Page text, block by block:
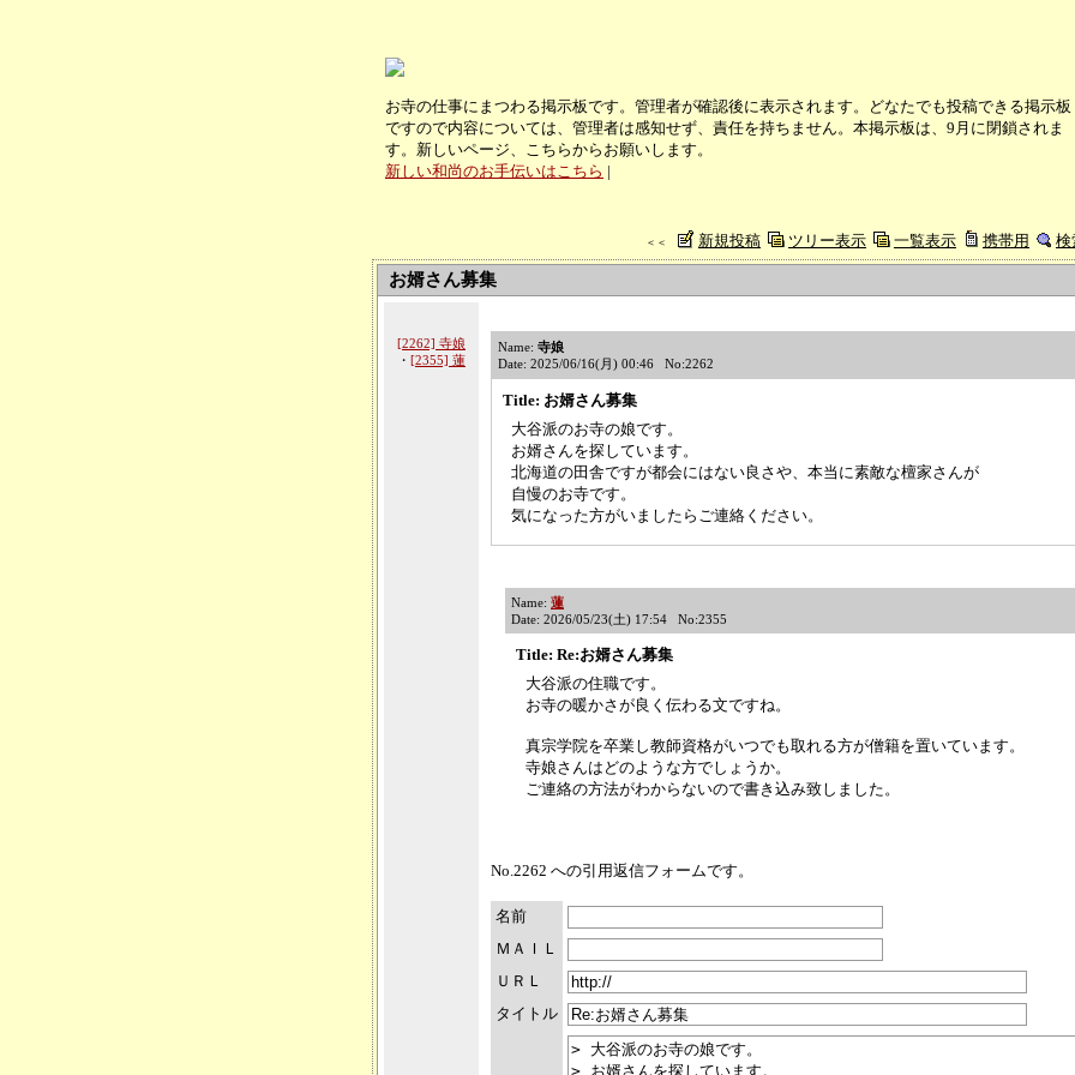
お寺の仕事にまつわる掲示板です。管理者が確認後に表示されます。どなたでも投稿できる掲示板
ですので内容については、管理者は感知せず、責任を持ちません。本掲示板は、9月に閉鎖されま
す。新しいページ、こちらからお願いします。
新しい和尚のお手伝いはこちら |
＜＜ 新規投稿 ツリー表示 一覧表示 携帯用 検
お婿さん募集
[2262] 寺娘
・ [2355] 蓮
Name: 寺娘
Date: 2025/06/16(月) 00:46 No:2262
Title: お婿さん募集
大谷派のお寺の娘です。
お婿さんを探しています。
北海道の田舎ですが都会にはない良さや、本当に素敵な檀家さんが
自慢のお寺です。
気になった方がいましたらご連絡ください。
Name: 蓮
Date: 2026/05/23(土) 17:54 No:2355
Title: Re:お婿さん募集
大谷派の住職です。
お寺の暖かさが良く伝わる文ですね。
真宗学院を卒業し教師資格がいつでも取れる方が僧籍を置いています。
寺娘さんはどのような方でしょうか。
ご連絡の方法がわからないので書き込み致しました。
No.2262 への引用返信フォームです。
名前
ＭＡＩＬ
ＵＲＬ
タイトル